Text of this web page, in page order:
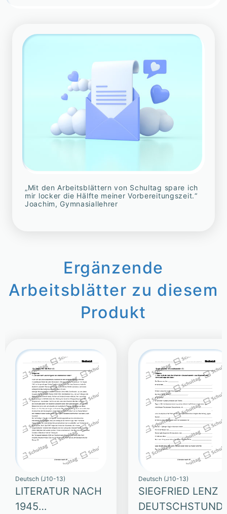
„Mit den Arbeitsblättern von Schultag spare ich
mir locker die Hälfte meiner Vorbereitungszeit.“
Joachim, Gymnasiallehrer
Ergänzende
Arbeitsblätter zu diesem
Produkt
Deutsch (J10-13)
LITERATUR NACH
1945
Deutsch (J10-13)
SIEGFRIED LENZ